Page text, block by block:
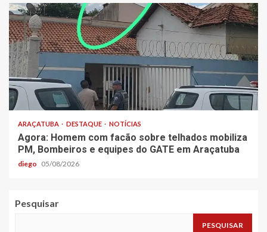
ARAÇATUBA DESTAQUE NOTÍCIAS
Agora: Homem com facão sobre telhados mobiliza
PM, Bombeiros e equipes do GATE em Araçatuba
diego 05/08/2026
Pesquisar
PESQUISAR